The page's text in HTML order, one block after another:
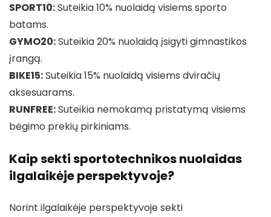
SPORT10:Suteikia 10% nuolaidą visiems sporto
batams.
GYMO20:Suteikia 20% nuolaidą įsigyti gimnastikos
įrangą.
BIKE15:Suteikia 15% nuolaidą visiems dviračių
aksesuarams.
RUNFREE:Suteikia nemokamą pristatymą visiems
bėgimo prekių pirkiniams.
Kaip sekti sportotechnikos nuolaidas
ilgalaikėje perspektyvoje?
Norint ilgalaikėje perspektyvoje sekti